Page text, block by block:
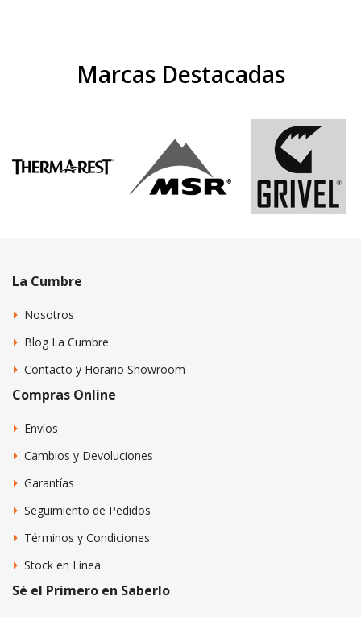
Marcas Destacadas
La Cumbre
Nosotros
Blog La Cumbre
Contacto y Horario Showroom
Compras Online
Envíos
Cambios y Devoluciones
Garantías
Seguimiento de Pedidos
Términos y Condiciones
Stock en Línea
Sé el Primero en Saberlo